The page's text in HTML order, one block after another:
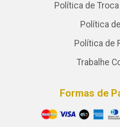
Política de
Política
Política de
Trabalhe
Formas de